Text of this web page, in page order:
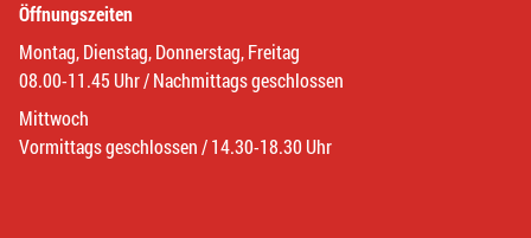
Öffnungszeiten
Montag, Dienstag, Donnerstag, Freitag
08.00-11.45 Uhr / Nachmittags geschlossen
Mittwoch
Vormittags geschlossen / 14.30-18.30 Uhr